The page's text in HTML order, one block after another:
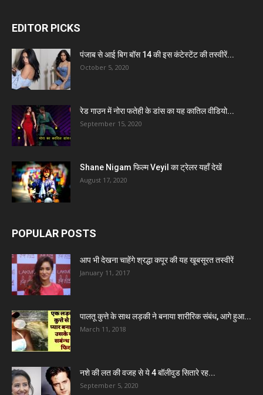
EDITOR PICKS
पंजाब से आई बिग बॉस 14 की इस कंटेस्टेंट की तस्वीरें...
October 5, 2020
रेड गाउन में नोरा फतेही के डांस का यह कातिल वीडियो...
September 15, 2020
Shane Nigam फिल्म Veyil का ट्रेलर यहाँ देखें
August 17, 2020
POPULAR POSTS
आप भी देखना चाहेंगे श्रद्धा कपूर की यह खूबसूरत तस्वीरें
January 11, 2017
पालतू कुत्ते के साथ लड़की ने बनाया शारीरिक संबंध, आगे हुआ...
March 11, 2018
नशे की लत की वजह से ये 4 बॉलीवुड सितारे रह...
September 5, 2020